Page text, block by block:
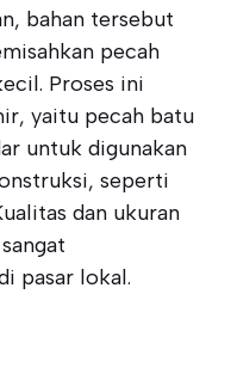
bahan tersebut
pecah
Proses ini
yaitu pecah batu
untuk digunakan
seperti
dan ukuran
pasar lokal.